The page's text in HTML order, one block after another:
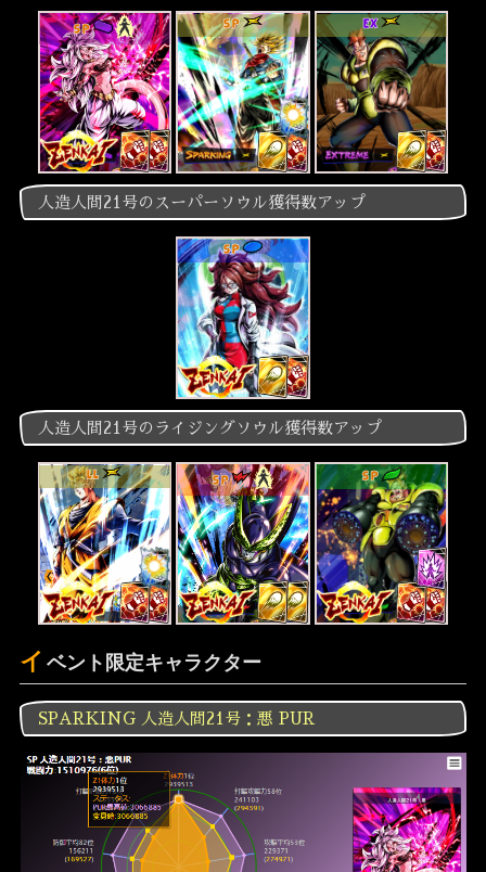
SP SP EX
人造人間21号のスーパーソウル獲得数アップ
SP
人造人間21号のライジングソウル獲得数アップ
LL SP SP
イ ベント限定キャラクター
SPARKING 人造人間21号：悪 PUR